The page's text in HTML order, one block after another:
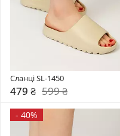
Сланці SL-1450
479 ₴ 599 ₴
- 40%